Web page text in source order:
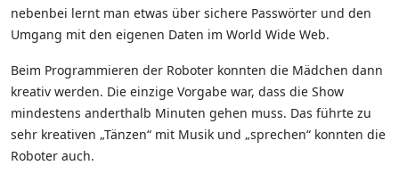
nebenbei lernt man etwas über sichere Passwörter und den
Umgang mit den eigenen Daten im World Wide Web.
Beim Programmieren der Roboter konnten die Mädchen dann
kreativ werden. Die einzige Vorgabe war, dass die Show
mindestens anderthalb Minuten gehen muss. Das führte zu
sehr kreativen „Tänzen“ mit Musik und „sprechen“ konnten die
Roboter auch.